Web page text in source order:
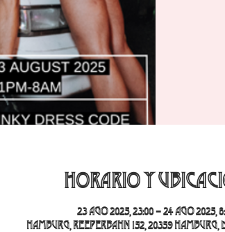
Horario y
23 ago 2025, 23:00 – 24 ago 2025,
Hamburg, Reeperbahn 152, 20359